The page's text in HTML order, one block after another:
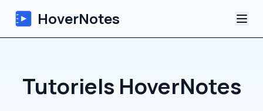
HoverNotes
Extension
Tutoriels HoverNotes